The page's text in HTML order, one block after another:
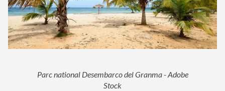
Parc national Desembarco del Granma - Adobe
Stock